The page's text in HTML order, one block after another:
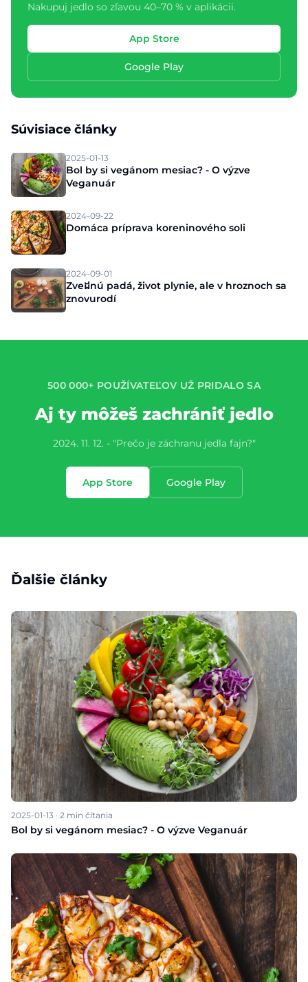
Nakupuj jedlo so zľavou 40–70 % v aplikácii.
App Store
Google Play
Súvisiace články
2025-01-13
Bol by si vegánom mesiac? - O výzve
Veganuár
2024-09-22
Domáca príprava koreninového soli
2024-09-01
Zveដnú padá, život plynie, ale v hroznoch sa
znovurodí
500 000+ POUŽÍVATEĽOV UŽ PRIDALO SA
Aj ty môžeš zachrániť jedlo
2024. 11. 12. - "Prečo je záchranu jedla fajn?"
App Store Google Play
Ďalšie články
2025-01-13 · 2 min čítania
Bol by si vegánom mesiac? - O výzve Veganuár